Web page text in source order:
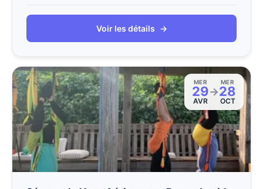
Voir les détails →
MER
29
AVR
→
MER
28
OCT